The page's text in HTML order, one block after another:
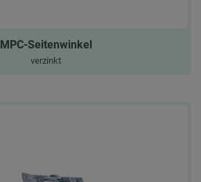
MPC-Seitenwinkel
verzinkt